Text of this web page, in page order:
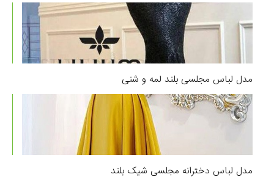
مدل لباس مجلسی بلند لمه و شنی
مدل لباس دخترانه مجلسی شیک بلند